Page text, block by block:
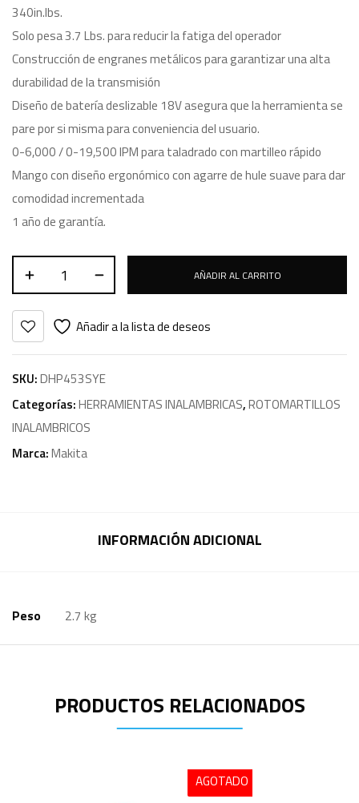
340in.lbs.
Solo pesa 3.7 Lbs. para reducir la fatiga del operador
Construcción de engranes metálicos para garantizar una alta
durabilidad de la transmisión
Diseño de batería deslizable 18V asegura que la herramienta se
pare por si misma para conveniencia del usuario.
0-6,000 / 0-19,500 IPM para taladrado con martilleo rápido
Mango con diseño ergonómico con agarre de hule suave para dar
comodidad incrementada
1 año de garantía.
AÑADIR AL CARRITO
Añadir a la lista de deseos
SKU:DHP453SYE
Categorías:HERRAMIENTAS INALAMBRICAS,ROTOMARTILLOS
INALAMBRICOS
Marca:Makita
INFORMACIÓN ADICIONAL
Peso 2.7 kg
PRODUCTOS RELACIONADOS
AGOTADO